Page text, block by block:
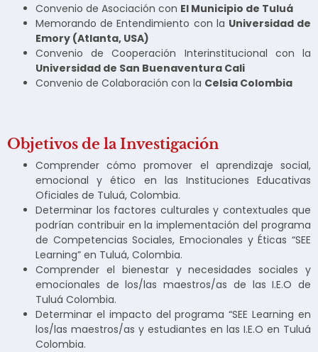
Convenio de Asociación con El Municipio de Tuluá
Memorando de Entendimiento con la Universidad de
Emory (Atlanta, USA)
Convenio de Cooperación Interinstitucional con la
Universidad de San Buenaventura Cali
Convenio de Colaboración con la Celsia Colombia
Objetivos de la Investigación
Comprender cómo promover el aprendizaje social,
emocional y ético en las Instituciones Educativas
Oficiales de Tuluá, Colombia.
Determinar los factores culturales y contextuales que
podrían contribuir en la implementación del programa
de Competencias Sociales, Emocionales y Éticas “SEE
Learning” en Tuluá, Colombia.
Comprender el bienestar y necesidades sociales y
emocionales de los/las maestros/as de las I.E.O de
Tuluá Colombia.
Determinar el impacto del programa “SEE Learning en
los/las maestros/as y estudiantes en las I.E.O en Tuluá
Colombia.